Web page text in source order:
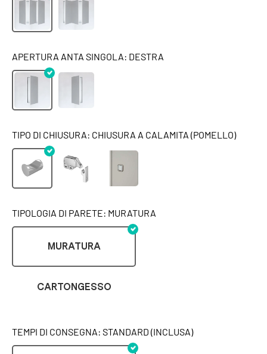
APERTURA ANTA SINGOLA: DESTRA
TIPO DI CHIUSURA: CHIUSURA A CALAMITA (POMELLO)
TIPOLOGIA DI PARETE: MURATURA
MURATURA
CARTONGESSO
TEMPI DI CONSEGNA: STANDARD (INCLUSA)